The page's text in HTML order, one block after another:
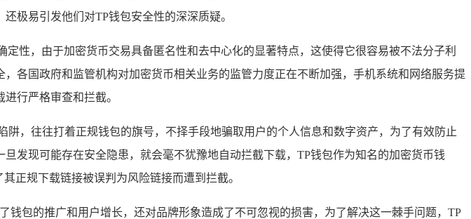
极易引发他们对TP钱包安全性的深深质疑。
性，由于加密货币交易具备匿名性和去中心化的显著特点，这使得它很容易被不法分子利
各国政府和监管机构对加密货币相关业务的监管力度正在不断加强，手机系统和网络服务提
行严格审查和拦截。
，往往打着正规钱包的旗号，不择手段地骗取用户的个人信息和数字资产，为了有效防止
发现可能存在安全隐患，就会毫不犹豫地自动拦截下载，TP钱包作为知名的加密货币钱
正规下载链接被误判为风险链接而遭到拦截。
包的推广和用户增长，还对品牌形象造成了不可忽视的损害，为了解决这一棘手问题，TP